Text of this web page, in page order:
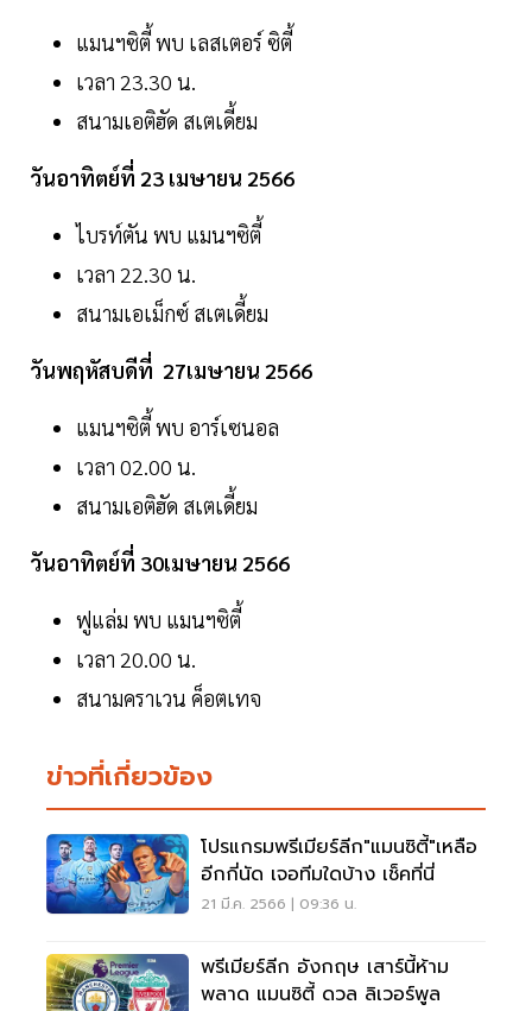
แมนฯซิตี้ พบ เลสเตอร์ ซิตี้
เวลา 23.30 น.
สนามเอติฮัด สเตเดี้ยม
วันอาทิตย์ที่ 23 เมษายน 2566
ไบรท์ตัน พบ แมนฯซิตี้
เวลา 22.30 น.
สนามเอเม็กซ์ สเตเดี้ยม
วันพฤหัสบดีที่ 27เมษายน 2566
แมนฯซิตี้ พบ อาร์เซนอล
เวลา 02.00 น.
สนามเอติฮัด สเตเดี้ยม
วันอาทิตย์ที่ 30เมษายน 2566
ฟูแล่ม พบ แมนฯซิตี้
เวลา 20.00 น.
สนามคราเวน ค็อตเทจ
ข่าวที่เกี่ยวข้อง
โปรแกรมพรีเมียร์ลีก"แมนซิตี้"เหลือ
อีกกี่นัด เจอทีมใดบ้าง เช็คที่นี่
21 มี.ค. 2566 | 09:36 น.
พรีเมียร์ลีก อังกฤษ เสาร์นี้ห้าม
พลาด แมนซิตี้ ดวล ลิเวอร์พูล